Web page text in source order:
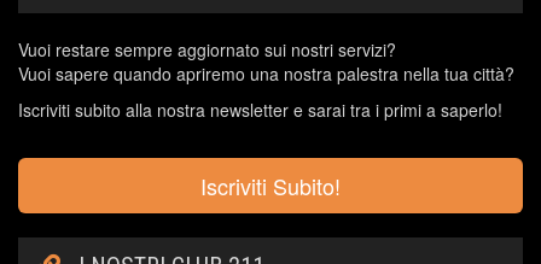
Vuoi restare sempre aggiornato sui nostri servizi?
Vuoi sapere quando apriremo una nostra palestra nella tua città?
Iscriviti subito alla nostra newsletter e sarai tra i primi a saperlo!
Iscriviti Subito!